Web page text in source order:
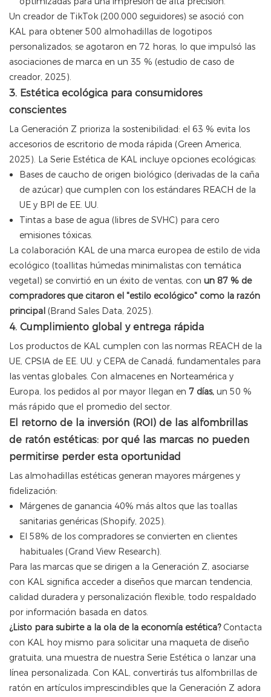
Un creador de TikTok (200.000 seguidores) se asoció con
KAL para obtener 500 almohadillas de logotipos
personalizados; se agotaron en 72 horas, lo que impulsó las
asociaciones de marca en un 35 % (estudio de caso de
creador, 2025).
3. Estética ecológica para consumidores
conscientes
La Generación Z prioriza la sostenibilidad: el 63 % evita los
accesorios de escritorio de moda rápida (Green America,
2025). La Serie Estética de KAL incluye opciones ecológicas:
Bases de caucho de origen biológico (derivadas de la caña
de azúcar) que cumplen con los estándares REACH de la
UE y BPI de EE. UU.
Tintas a base de agua (libres de SVHC) para cero
emisiones tóxicas.
La colaboración KAL de una marca europea de estilo de vida
ecológico (toallitas húmedas minimalistas con temática
vegetal) se convirtió en un éxito de ventas, con un 87 % de
compradores que citaron el "estilo ecológico" como la razón
principal (Brand Sales Data, 2025).
4. Cumplimiento global y entrega rápida
Los productos de KAL cumplen con las normas REACH de la
UE, CPSIA de EE. UU. y CEPA de Canadá, fundamentales para
las ventas globales. Con almacenes en Norteamérica y
Europa, los pedidos al por mayor llegan en 7 días, un 50 %
más rápido que el promedio del sector.
El retorno de la inversión (ROI) de las alfombrillas
de ratón estéticas: por qué las marcas no pueden
permitirse perder esta oportunidad
Las almohadillas estéticas generan mayores márgenes y
fidelización:
Márgenes de ganancia 40% más altos que las toallas
sanitarias genéricas (Shopify, 2025).
El 58% de los compradores se convierten en clientes
habituales (Grand View Research).
Para las marcas que se dirigen a la Generación Z, asociarse
con KAL significa acceder a diseños que marcan tendencia,
calidad duradera y personalización flexible, todo respaldado
por información basada en datos.
¿Listo para subirte a la ola de la economía estética?Contacta
con KAL hoy mismo para solicitar una maqueta de diseño
gratuita, una muestra de nuestra Serie Estética o lanzar una
línea personalizada. Con KAL, convertirás tus alfombrillas de
ratón en artículos imprescindibles que la Generación Z adora